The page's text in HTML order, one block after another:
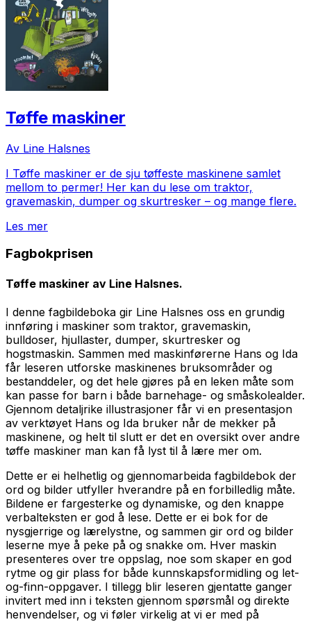
Tøffe maskiner
Av Line Halsnes
I Tøffe maskiner er de sju tøffeste maskinene samlet
mellom to permer! Her kan du lese om traktor,
gravemaskin, dumper og skurtresker – og mange flere.
Les mer
Fagbokprisen
Tøffe maskiner av Line Halsnes.
I denne fagbildeboka gir Line Halsnes oss en grundig
innføring i maskiner som traktor, gravemaskin,
bulldoser, hjullaster, dumper, skurtresker og
hogstmaskin. Sammen med maskinførerne Hans og Ida
får leseren utforske maskinenes bruksområder og
bestanddeler, og det hele gjøres på en leken måte som
kan passe for barn i både barnehage- og småskolealder.
Gjennom detaljrike illustrasjoner får vi en presentasjon
av verktøyet Hans og Ida bruker når de mekker på
maskinene, og helt til slutt er det en oversikt over andre
tøffe maskiner man kan få lyst til å lære mer om.
Dette er ei helhetlig og gjennomarbeida fagbildebok der
ord og bilder utfyller hverandre på en forbilledlig måte.
Bildene er fargesterke og dynamiske, og den knappe
verbalteksten er god å lese. Dette er ei bok for de
nysgjerrige og lærelystne, og sammen gir ord og bilder
leserne mye å peke på og snakke om. Hver maskin
presenteres over tre oppslag, noe som skaper en god
rytme og gir plass for både kunnskapsformidling og let-
og-finn-oppgaver. I tillegg blir leseren gjentatte ganger
invitert med inn i teksten gjennom spørsmål og direkte
henvendelser, og vi føler virkelig at vi er med på